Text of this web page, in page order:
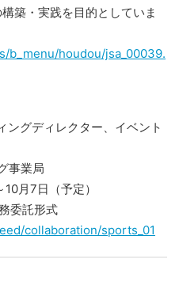
築・実践を目的としていま
b_menu/houdou/jsa_00039.
ングディレクター、イベント
事業局
月7日（予定）
委託形式
collaboration/sports_01